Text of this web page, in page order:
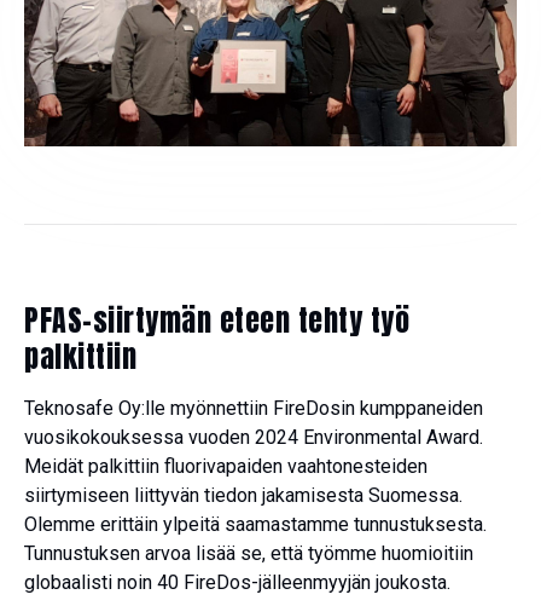
PFAS-siirtymän eteen tehty työ
palkittiin
Teknosafe Oy:lle myönnettiin FireDosin kumppaneiden
vuosikokouksessa vuoden 2024 Environmental Award.
Meidät palkittiin fluorivapaiden vaahtonesteiden
siirtymiseen liittyvän tiedon jakamisesta Suomessa.
Olemme erittäin ylpeitä saamastamme tunnustuksesta.
Tunnustuksen arvoa lisää se, että työmme huomioitiin
globaalisti noin 40 FireDos-jälleenmyyjän joukosta.